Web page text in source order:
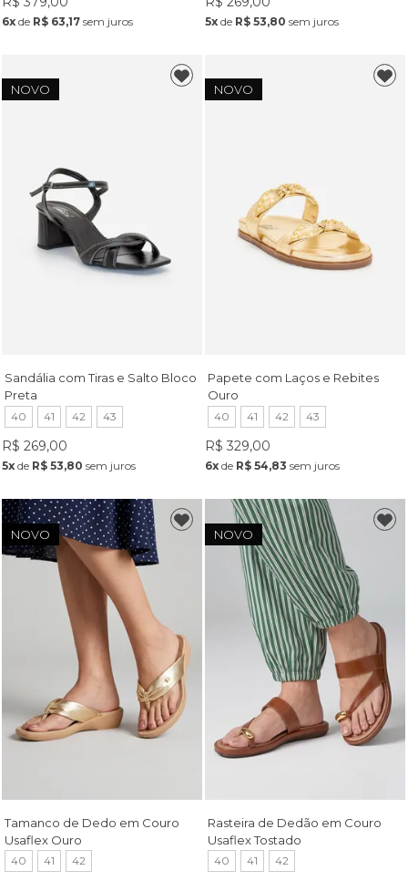
6xde R$ 63,17sem juros 5x de R$ 53,80 sem juros
NOVO
Sandália com Tiras e Salto Bloco
Preta
40 41 42 43
R$ 269,00
5xde R$ 53,80 sem juros
NOVO
Papete com Laços e Rebites
Ouro
40 41 42 43
R$ 329,00
6x de R$ 54,83 sem juros
NOVO
Tamanco de Dedo em Couro
Usaflex Ouro
40 41 42
NOVO
Rasteira de Dedão em Couro
Usaflex Tostado
40 41 42